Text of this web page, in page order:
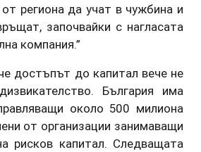
региона да учат в чужбина и
започвайки с нагласата
компания.”
достъпът до капитал вече не
България има
около 500 милиона
от организации занимаващи
рисков капитал. Следващата